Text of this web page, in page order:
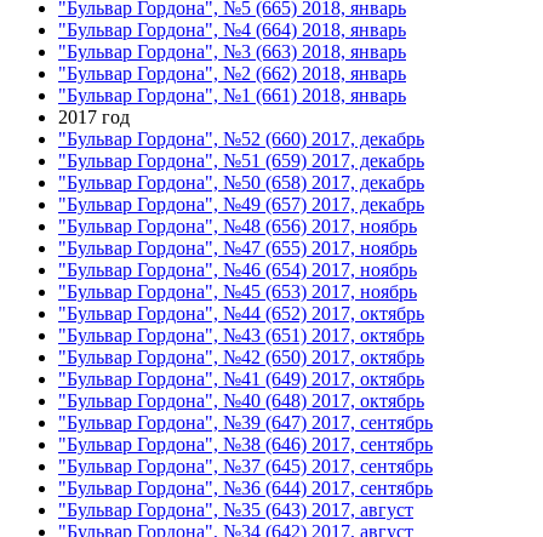
"Бульвар Гордона", №5 (665) 2018, январь
"Бульвар Гордона", №4 (664) 2018, январь
"Бульвар Гордона", №3 (663) 2018, январь
"Бульвар Гордона", №2 (662) 2018, январь
"Бульвар Гордона", №1 (661) 2018, январь
2017 год
"Бульвар Гордона", №52 (660) 2017, декабрь
"Бульвар Гордона", №51 (659) 2017, декабрь
"Бульвар Гордона", №50 (658) 2017, декабрь
"Бульвар Гордона", №49 (657) 2017, декабрь
"Бульвар Гордона", №48 (656) 2017, ноябрь
"Бульвар Гордона", №47 (655) 2017, ноябрь
"Бульвар Гордона", №46 (654) 2017, ноябрь
"Бульвар Гордона", №45 (653) 2017, ноябрь
"Бульвар Гордона", №44 (652) 2017, октябрь
"Бульвар Гордона", №43 (651) 2017, октябрь
"Бульвар Гордона", №42 (650) 2017, октябрь
"Бульвар Гордона", №41 (649) 2017, октябрь
"Бульвар Гордона", №40 (648) 2017, октябрь
"Бульвар Гордона", №39 (647) 2017, сентябрь
"Бульвар Гордона", №38 (646) 2017, сентябрь
"Бульвар Гордона", №37 (645) 2017, сентябрь
"Бульвар Гордона", №36 (644) 2017, сентябрь
"Бульвар Гордона", №35 (643) 2017, август
"Бульвар Гордона", №34 (642) 2017, август